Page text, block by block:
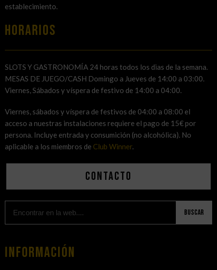
establecimiento.
HORARIOS
SLOTS Y GASTRONOMÍA 24 horas todos los dias de la semana.
MESAS DE JUEGO/CASH Domingo a Jueves de 14:00 a 03:00.
Viernes, Sábados y víspera de festivo de 14:00 a 04:00.
Viernes, sábados y víspera de festivos de 04:00 a 08:00 el
acceso a nuestras instalaciones requiere el pago de 15€ por
persona. Incluye entrada y consumición (no alcohólica). No
aplicable a los miembros de Club Winner.
Contacto
Buscar
Información